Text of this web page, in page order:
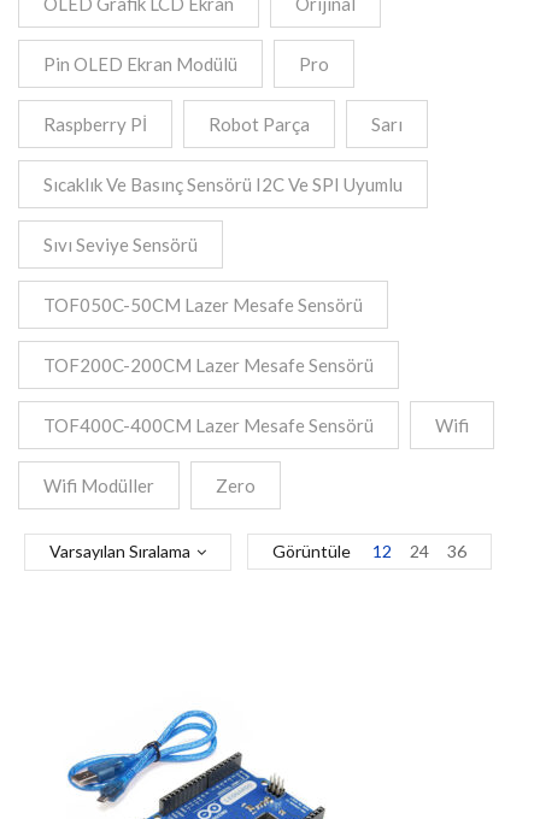
Pin OLED Ekran Modülü Pro
Raspberry Pİ Robot Parça Sarı
Sıcaklık Ve Basınç Sensörü I2C Ve SPI Uyumlu
Sıvı Seviye Sensörü
TOF050C-50CM Lazer Mesafe Sensörü
TOF200C-200CM Lazer Mesafe Sensörü
TOF400C-400CM Lazer Mesafe Sensörü Wifi
Wifi Modüller Zero
Varsayılan Sıralama Görüntüle 12 24 36